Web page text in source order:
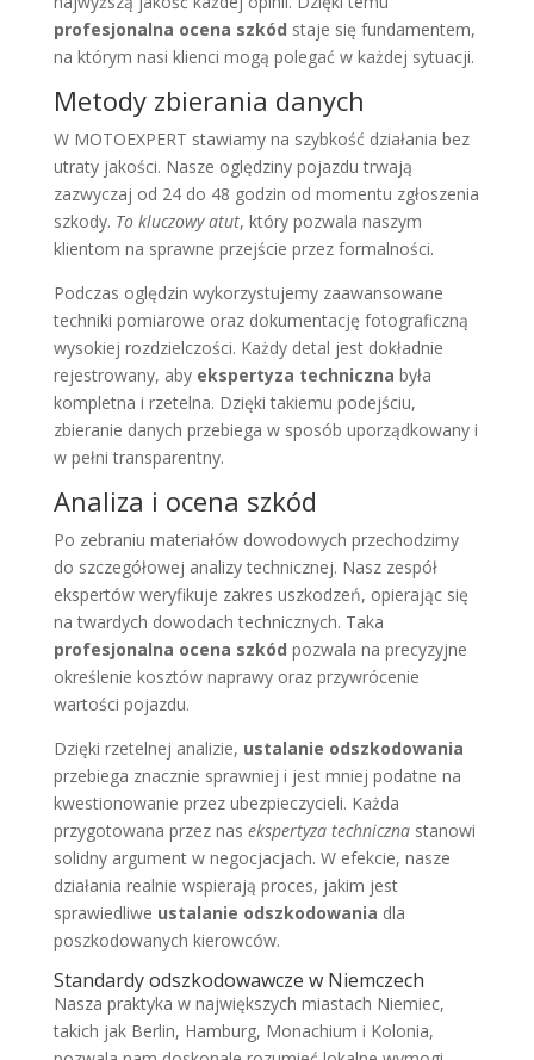
profesjonalna ocena szkód staje się fundamentem,
na którym nasi klienci mogą polegać w każdej sytuacji.
Metody zbierania danych
W MOTOEXPERT stawiamy na szybkość działania bez
utraty jakości. Nasze oględziny pojazdu trwają
zazwyczaj od 24 do 48 godzin od momentu zgłoszenia
szkody. To kluczowy atut, który pozwala naszym
klientom na sprawne przejście przez formalności.
Podczas oględzin wykorzystujemy zaawansowane
techniki pomiarowe oraz dokumentację fotograficzną
wysokiej rozdzielczości. Każdy detal jest dokładnie
rejestrowany, aby ekspertyza techniczna była
kompletna i rzetelna. Dzięki takiemu podejściu,
zbieranie danych przebiega w sposób uporządkowany i
w pełni transparentny.
Analiza i ocena szkód
Po zebraniu materiałów dowodowych przechodzimy
do szczegółowej analizy technicznej. Nasz zespół
ekspertów weryfikuje zakres uszkodzeń, opierając się
na twardych dowodach technicznych. Taka
profesjonalna ocena szkód pozwala na precyzyjne
określenie kosztów naprawy oraz przywrócenie
wartości pojazdu.
Dzięki rzetelnej analizie, ustalanie odszkodowania
przebiega znacznie sprawniej i jest mniej podatne na
kwestionowanie przez ubezpieczycieli. Każda
przygotowana przez nas ekspertyza technicznastanowi
solidny argument w negocjacjach. W efekcie, nasze
działania realnie wspierają proces, jakim jest
sprawiedliwe ustalanie odszkodowania dla
poszkodowanych kierowców.
Standardy odszkodowawcze w Niemczech
Nasza praktyka w największych miastach Niemiec,
takich jak Berlin, Hamburg, Monachium i Kolonia,